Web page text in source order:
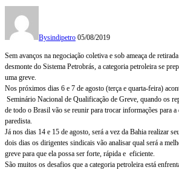
Bysindipetro 05/08/2019
Sem avanços na negociação coletiva e sob ameaça de
desmonte do Sistema Petrobrás, a categoria petroleira se
uma greve.
Nos próximos dias 6 e 7 de agosto (terça e quarta-feira)
Seminário Nacional de Qualificação de Greve, quando os
de todo o Brasil vão se reunir para trocar informações para
paredista.
Já nos dias 14 e 15 de agosto, será a vez da Bahia realizar
dois dias os dirigentes sindicais vão analisar qual será a
greve para que ela possa ser forte, rápida e eficiente.
São muitos os desafios que a categoria petroleira está